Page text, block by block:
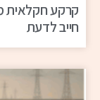
קרקע חקלאית
חייב לדעת